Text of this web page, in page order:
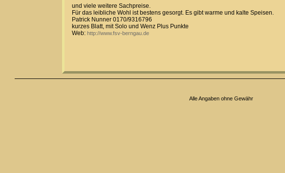
und viele weitere Sachpreise.
Für das leibliche Wohl ist bestens gesorgt. Es gibt warme und kalte Speisen.
Patrick Nunner 0170/9316796
kurzes Blatt, mit Solo und Wenz Plus Punkte
Web: http://www.fsv-berngau.de
Alle Angaben ohne Gewähr